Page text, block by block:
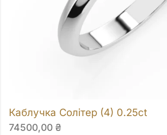
Каблучка Солітер (4) 0.25ct
74500,00 ₴